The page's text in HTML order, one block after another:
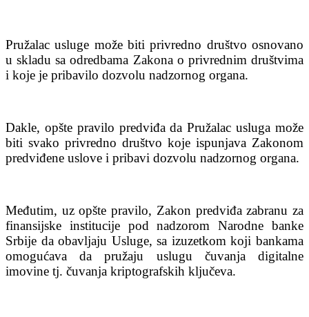
Pružalac usluge može biti privredno društvo osnovano
u skladu sa odredbama Zakona o privrednim društvima
i koje je pribavilo dozvolu nadzornog organa.
Dakle, opšte pravilo predviđa da Pružalac usluga može
biti svako privredno društvo koje ispunjava Zakonom
predviđene uslove i pribavi dozvolu nadzornog organa.
Međutim, uz opšte pravilo, Zakon predviđa zabranu za
finansijske institucije pod nadzorom Narodne banke
Srbije da obavljaju Usluge, sa izuzetkom koji bankama
omogućava da pružaju uslugu čuvanja digitalne
imovine tj. čuvanja kriptografskih ključeva.